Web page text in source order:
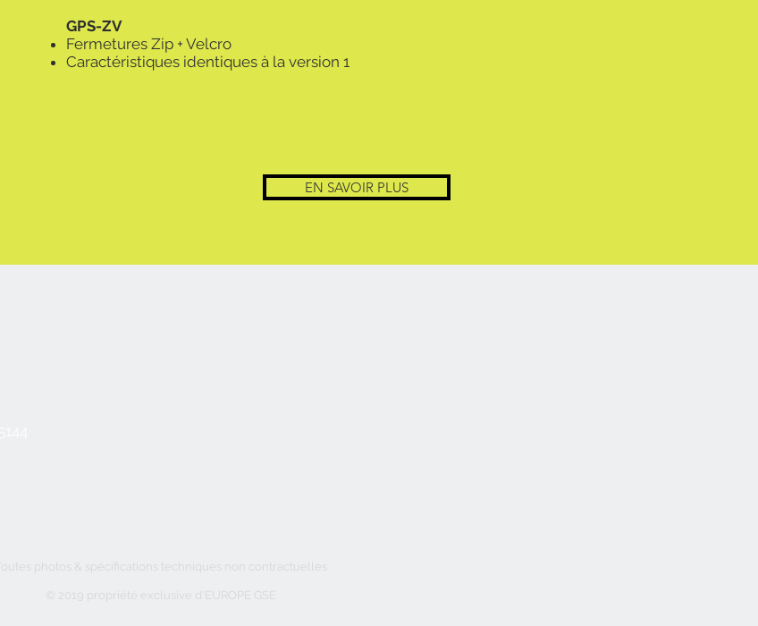
GPS-ZV
Fermetures Zip + Velcro
Caractéristiques identiques à la version 1
EN SAVOIR PLUS
Toutes photos & spécifications techniques non contractuelles
© 2019 propriété exclusive d'EUROPE GSE